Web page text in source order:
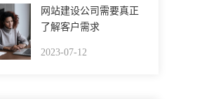
网站建设公司需要真正
了解客户需求
2023-07-12